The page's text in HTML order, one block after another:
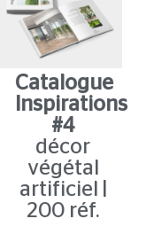
Catalogue
Inspirations
#4
décor
végétal
artificiel |
200 réf.